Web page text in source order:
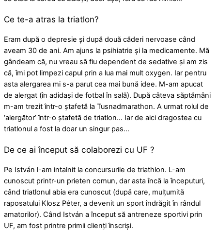
Ce te-a atras la triatlon?
Eram după o depresie și după două căderi nervoase când
aveam 30 de ani. Am ajuns la psihiatrie și la medicamente. Mă
gândeam că, nu vreau să fiu dependent de sedative și am zis
că, îmi pot limpezi capul prin a lua mai mult oxygen. Iar pentru
asta alergarea mi s-a parut cea mai bună idee. M-am apucat
de alergat (în adidași de fotbal în sală). După câteva săptămâni
m-am trezit într-o ștafetă la Tusnadmarathon. A urmat rolul de
‘alergător’ într-o ștafetă de triatlon… Iar de aici dragostea cu
triatlonul a fost la doar un singur pas…
De ce ai început să colaborezi cu UF ?
Pe István l-am intalnit la concursurile de triathlon. L-am
cunoscut printr-un prieten comun, dar asta încă la începuturi,
când triatlonul abia era cunoscut (după care, mulțumită
raposatului Klosz Péter, a devenit un sport îndrăgit în rândul
amatorilor). Când István a început să antreneze sportivi prin
UF, am fost printre primii clienți înscriși.